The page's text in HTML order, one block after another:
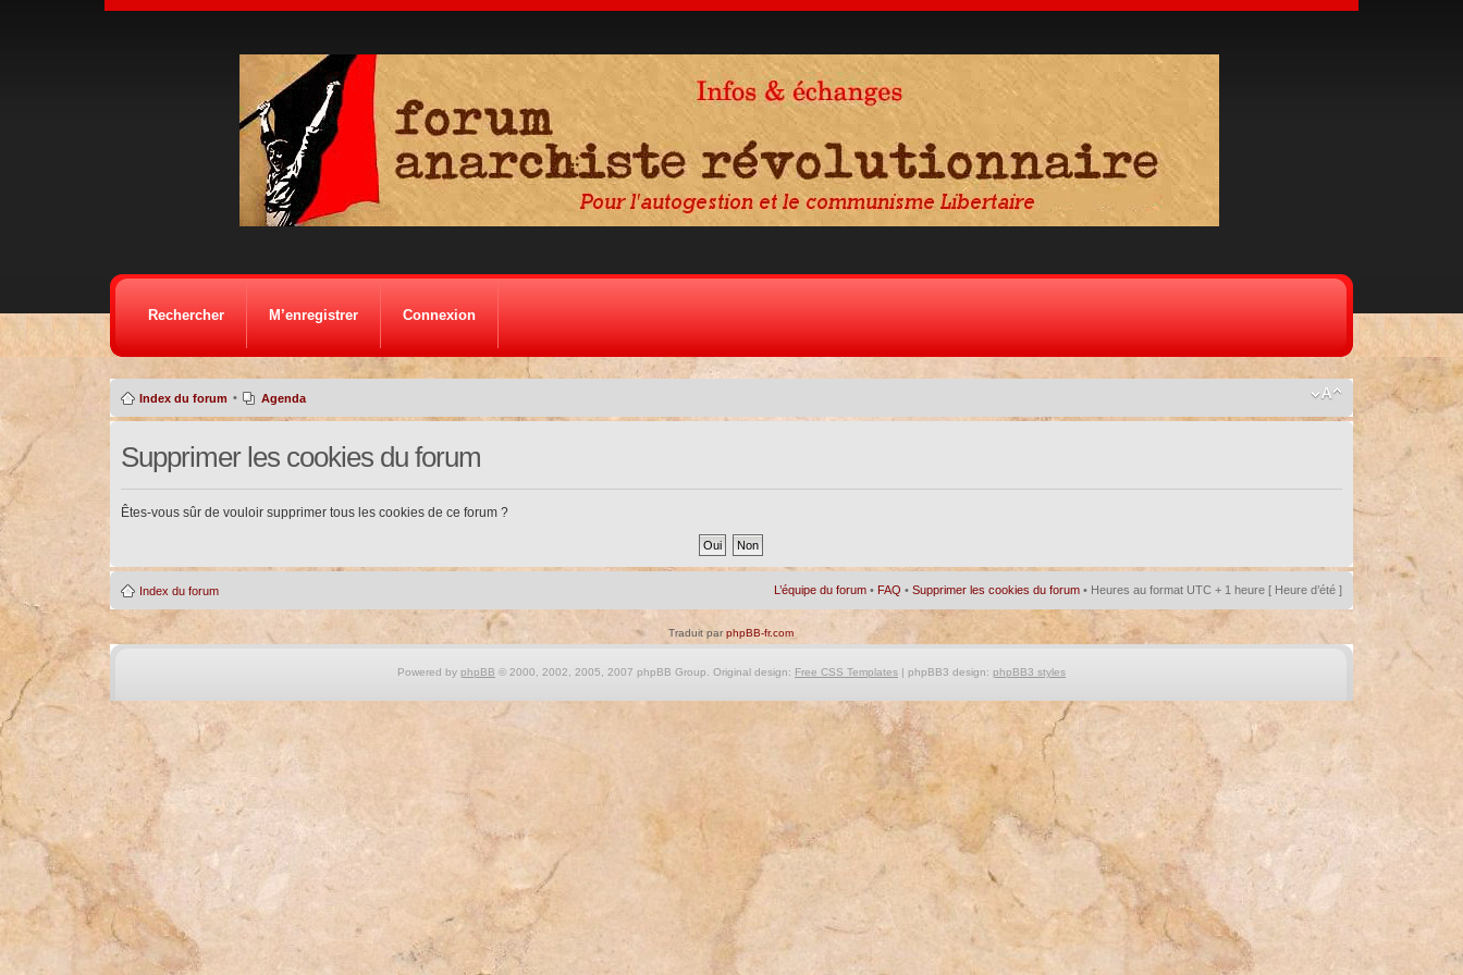
Rechercher M’enregistrer Connexion
Index du forum • Agenda
Supprimer les cookies du forum
Êtes-vous sûr de vouloir supprimer tous les cookies de ce forum ?
Index du forum L’équipe du forum • FAQ •Supprimer les cookies du forum • Heures au format UTC + 1 heure [ Heure d’été ]
Traduit parphpBB-fr.com
Powered by phpBB © 2000, 2002, 2005, 2007 phpBB Group. Original design: Free CSS Templates| phpBB3 design: phpBB3 styles